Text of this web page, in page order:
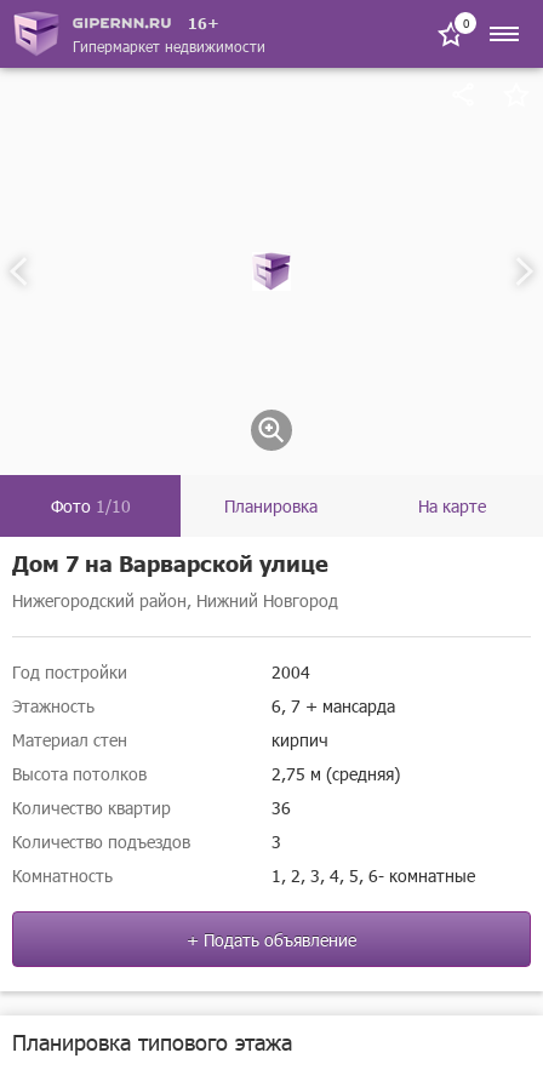
16+
Гипермаркет недвижимости
0
Фото 1/10 Планировка На карте
Дом 7 на Варварской улице
Нижегородский район, Нижний Новгород
Год постройки
2004
Этажность
6, 7 + мансарда
Материал стен
кирпич
Высота потолков
2,75 м (средняя)
Количество квартир
36
Количество подъездов
3
Комнатность
1, 2, 3, 4, 5, 6- комнатные
+ Подать объявление
Планировка типового этажа